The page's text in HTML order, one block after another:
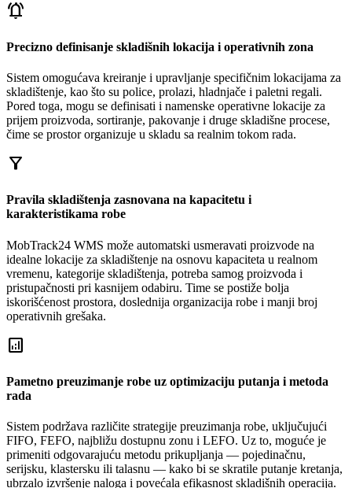
notifications_active
Precizno definisanje skladišnih lokacija i operativnih zona
Sistem omogućava kreiranje i upravljanje specifičnim lokacijama za
skladištenje, kao što su police, prolazi, hladnjače i paletni regali.
Pored toga, mogu se definisati i namenske operativne lokacije za
prijem proizvoda, sortiranje, pakovanje i druge skladišne procese,
čime se prostor organizuje u skladu sa realnim tokom rada.
filter_alt
Pravila skladištenja zasnovana na kapacitetu i
karakteristikama robe
MobTrack24 WMS može automatski usmeravati proizvode na
idealne lokacije za skladištenje na osnovu kapaciteta u realnom
vremenu, kategorije skladištenja, potreba samog proizvoda i
pristupačnosti pri kasnijem odabiru. Time se postiže bolja
iskorišćenost prostora, doslednija organizacija robe i manji broj
operativnih grešaka.
analytics
Pametno preuzimanje robe uz optimizaciju putanja i metoda
rada
Sistem podržava različite strategije preuzimanja robe, uključujući
FIFO, FEFO, najbližu dostupnu zonu i LEFO. Uz to, moguće je
primeniti odgovarajuću metodu prikupljanja — pojedinačnu,
serijsku, klastersku ili talasnu — kako bi se skratile putanje kretanja,
ubrzalo izvršenje naloga i povećala efikasnost skladišnih operacija.